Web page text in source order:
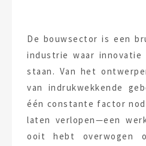
De bouwsector is een
industrie waar
staan. Van het
van indrukwekkende
één constante factor
laten verlopen—een
ooit hebt overwogen